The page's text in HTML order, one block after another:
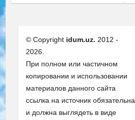
© Copyright idum.uz. 2012 -
2026.
При полном или частичном
копировании и использовании
материалов данного сайта
ссылка на источник обязательна
и должна выглядеть в виде